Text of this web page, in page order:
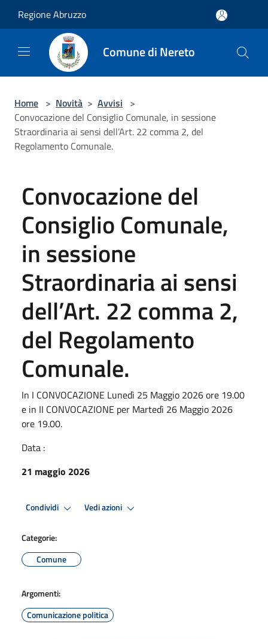
Regione Abruzzo
Comune di Nereto
Home > Novità > Avvisi >
Convocazione del Consiglio Comunale, in sessione
Straordinaria ai sensi dell’Art. 22 comma 2, del
Regolamento Comunale.
Convocazione del
Consiglio Comunale,
in sessione
Straordinaria ai sensi
dell’Art. 22 comma 2,
del Regolamento
Comunale.
In I CONVOCAZIONE Lunedì 25 Maggio 2026 ore 19.00
e in II CONVOCAZIONE per Martedì 26 Maggio 2026
ore 19.00.
Data :
21 maggio 2026
Condividi Vedi azioni
Categorie:
Comune
Argomenti:
Comunicazione politica